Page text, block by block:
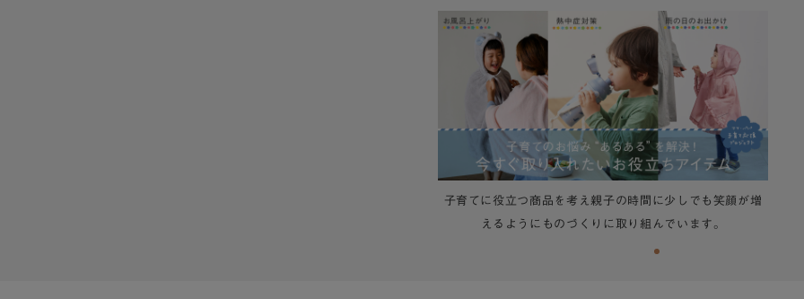
子育てに役立つ商品を考え親子の時間に少しでも笑顔が増
えるようにものづくりに取り組んでいます。